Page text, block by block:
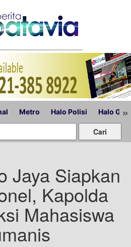
Metro Halo Polisi Halo »
Jaya Siapkan
Kapolda
Mahasiswa